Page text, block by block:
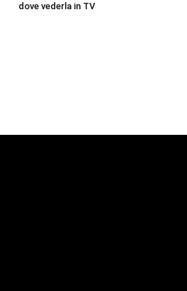
dove vederla in TV